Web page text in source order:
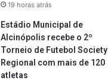
19 horas atrás
Estádio Municipal de
Alcinópolis recebe o 2º
Torneio de Futebol Society
Regional com mais de 120
atletas